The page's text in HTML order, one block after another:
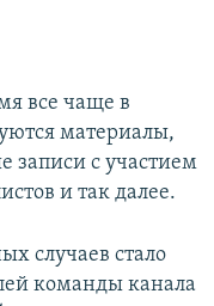
все чаще в
материалы,
записи с участием
и так далее.
случаев стало
команды канала